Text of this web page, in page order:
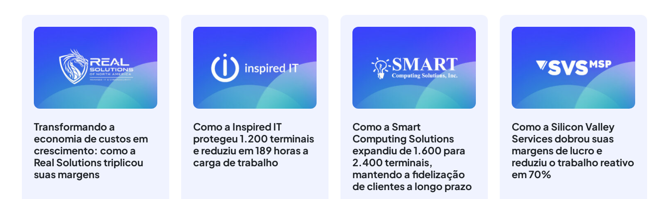
Transformando a
economia de custos em
crescimento: como a
Real Solutions triplicou
suas margens
Como a Inspired IT
protegeu 1.200 terminais
e reduziu em 189 horas a
carga de trabalho
Como a Smart
Computing Solutions
expandiu de 1.600 para
2.400 terminais,
mantendo a fidelização
de clientes a longo prazo
Como a Silicon Valley
Services dobrou suas
margens de lucro e
reduziu o trabalho reativo
em 70%